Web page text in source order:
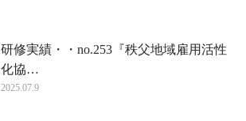
研修実績・・no.253『秩父地域雇用活性
化協…
2025.07.9